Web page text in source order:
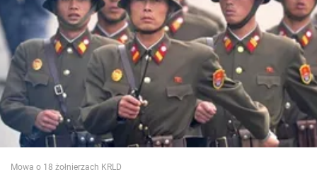
Społeczeństwo
Wojna na Ukrainie
Świat
Jedzenie
Mowa o 18 żołnierzach KRLD